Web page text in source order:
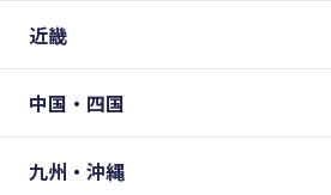
近畿
中国・四国
九州・沖縄